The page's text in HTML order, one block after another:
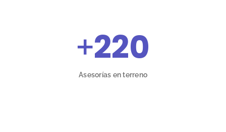
+220
Asesorías en terreno